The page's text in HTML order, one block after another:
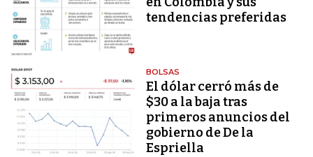
tendencias preferidas
BOLSAS
El dólar cerró más de
$30 a la baja tras
primeros anuncios del
gobierno de De la
Espriella